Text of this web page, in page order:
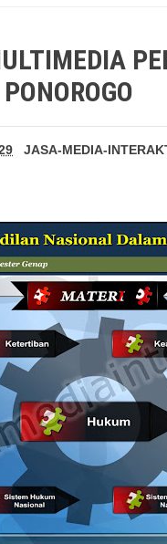
JASA-MEDIA-